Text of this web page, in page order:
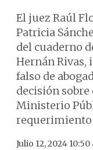
El juez Raúl
Patricia
del cuaderno
Hernán
falso de
decisión
Ministerio
requerimiento
Julio 12, 2024 10:50